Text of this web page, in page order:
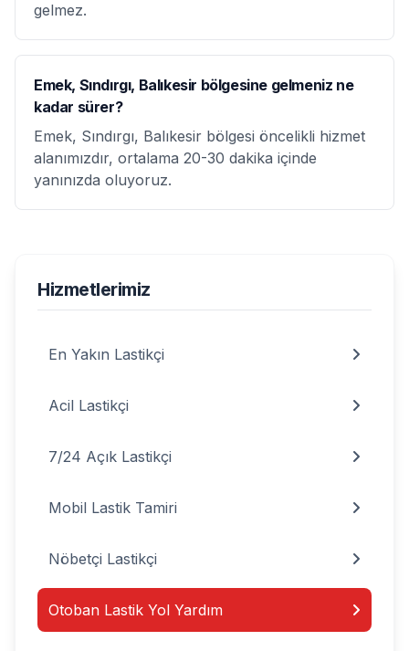
gelmez.
Emek, Sındırgı, Balıkesir bölgesine gelmeniz ne
kadar sürer?
Emek, Sındırgı, Balıkesir bölgesi öncelikli hizmet
alanımızdır, ortalama 20-30 dakika içinde
yanınızda oluyoruz.
Hizmetlerimiz
En Yakın Lastikçi
Acil Lastikçi
7/24 Açık Lastikçi
Mobil Lastik Tamiri
Nöbetçi Lastikçi
Otoban Lastik Yol Yardım